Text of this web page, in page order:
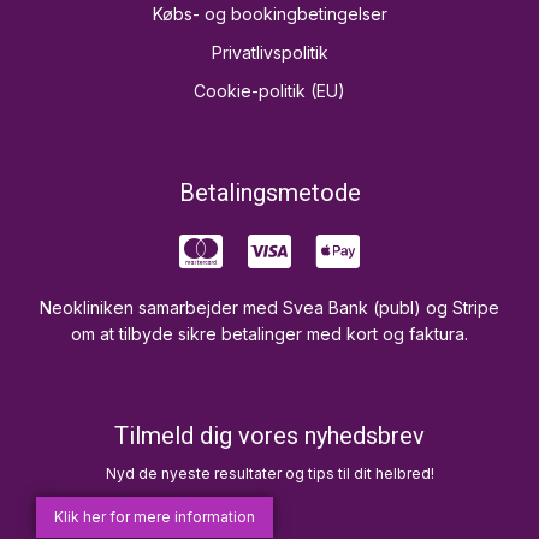
Købs- og bookingbetingelser
Privatlivspolitik
Cookie-politik (EU)
Betalingsmetode
Neokliniken samarbejder med Svea Bank (publ) og Stripe
om at tilbyde sikre betalinger med kort og faktura.
Tilmeld dig vores nyhedsbrev
Nyd de nyeste resultater og tips til dit helbred!
Klik her for mere information